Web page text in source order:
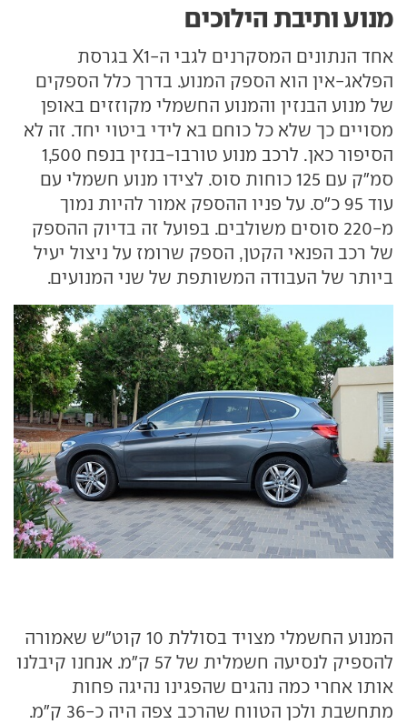
מנוע ותיבת הילוכים
אחד הנתונים המסקרנים לגבי ה-X1 בגרסת
הפלאג-אין הוא הספק המנוע. בדרך כלל הספקים
של מנוע הבנזין והמנוע החשמלי מקוזזים באופן
מסויים כך שלא כל כוחם בא לידי ביטוי יחד. זה לא
הסיפור כאן. לרכב מנוע טורבו-בנזין בנפח 1,500
סמ"ק עם 125 כוחות סוס. לצידו מנוע חשמלי עם
עוד 95 כ"ס. על פניו ההספק אמור להיות נמוך
מ-220 סוסים משולבים. בפועל זה בדיוק ההספק
של רכב הפנאי הקטן, הספק שרומז על ניצול יעיל
ביותר של העבודה המשותפת של שני המנועים.
המנוע החשמלי מצויד בסוללת 10 קוט"ש שאמורה
להספיק לנסיעה חשמלית של 57 ק"מ. אנחנו קיבלנו
אותו אחרי כמה נהגים שהפגינו נהיגה פחות
מתחשבת ולכן הטווח שהרכב צפה היה כ-36 ק"מ.